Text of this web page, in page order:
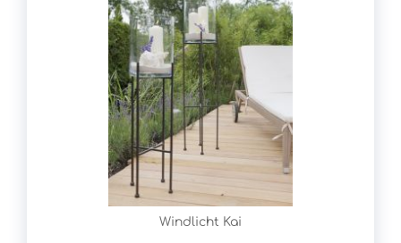
Windlicht Kai